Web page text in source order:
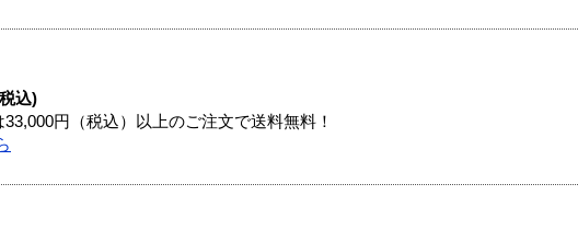
込)
円（税込）以上のご注文で送料無料！